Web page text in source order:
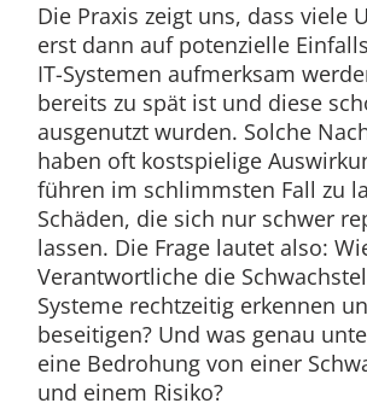
Die Praxis zeigt uns, dass viele
erst dann auf potenzielle
IT-Systemen aufmerksam
bereits zu spät ist und diese
ausgenutzt wurden. Solche
haben oft kostspielige
führen im schlimmsten Fall zu
Schäden, die sich nur schwer
lassen. Die Frage lautet also:
Verantwortliche die
Systeme rechtzeitig erkennen
beseitigen? Und was genau
eine Bedrohung von einer
und einem Risiko?